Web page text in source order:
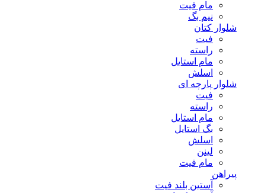
مام فیت
نیم بگ
شلوار کتان
فیت
راسته
مام استایل
اسلش
شلوار پارچه ای
فیت
راسته
مام استایل
بگ استایل
اسلش
لینن
مام فیت
پیراهن
آستین بلند فیت